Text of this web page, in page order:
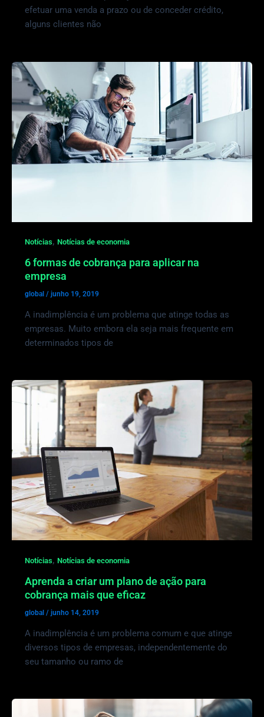
efetuar uma venda a prazo ou de conceder crédito,
alguns clientes não
Notícias, Notícias de economia
6 formas de cobrança para aplicar na
empresa
global / junho 19, 2019
A inadimplência é um problema que atinge todas as
empresas. Muito embora ela seja mais frequente em
determinados tipos de
Notícias, Notícias de economia
Aprenda a criar um plano de ação para
cobrança mais que eficaz
global / junho 14, 2019
A inadimplência é um problema comum e que atinge
diversos tipos de empresas, independentemente do
seu tamanho ou ramo de